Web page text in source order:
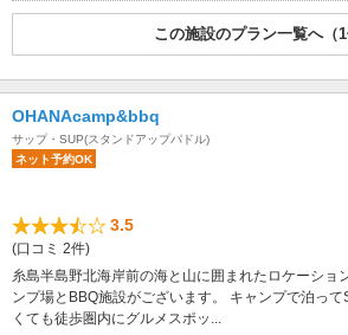
この施設のプラン一覧へ（1
OHANAcamp&bbq
サップ・SUP(スタンドアップパドル)
ネット予約OK
3.5
(口コミ 2件)
糸島半島野北海岸前の海と山に囲まれたロケーショ
ンプ場とBBQ施設がございます。 キャンプで泊っ
くても徒歩圏内にグルメスポッ...